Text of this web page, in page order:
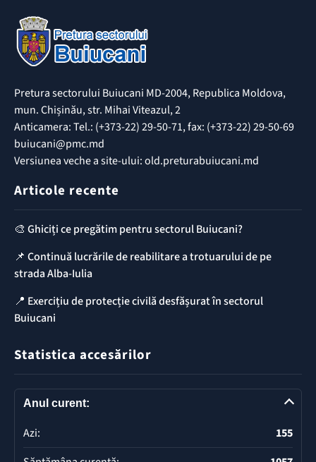
Pretura sectorului Buiucani MD-2004, Republica Moldova,
mun. Chișinău, str. Mihai Viteazul, 2
Anticamera: Tel.: (+373-22) 29-50-71, fax: (+373-22) 29-50-69
buiucani@pmc.md
Versiunea veche a site-ului: old.preturabuiucani.md
Articole recente
🎨 Ghiciți ce pregătim pentru sectorul Buiucani?
📌 Continuă lucrările de reabilitare a trotuarului de pe
strada Alba-Iulia
📍 Exercițiu de protecție civilă desfășurat în sectorul
Buiucani
Statistica accesărilor
Anul curent:
Azi:
155